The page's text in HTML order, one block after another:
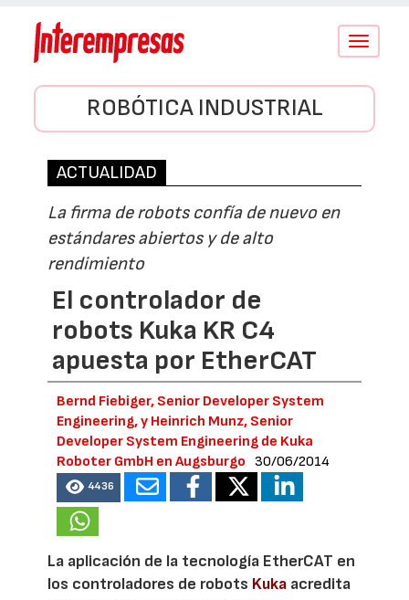
Conmutar
ROBÓTICA INDUSTRIAL
ACTUALIDAD
La firma de robots confía de nuevo en
estándares abiertos y de alto
rendimiento
El controlador de
robots Kuka KR C4
apuesta por EtherCAT
Bernd Fiebiger, Senior Developer System
Engineering, y Heinrich Munz, Senior
Developer System Engineering de Kuka
Roboter GmbH en Augsburgo
30/06/2014
4436
La aplicación de la tecnología EtherCAT en
los controladores de robots Kuka acredita